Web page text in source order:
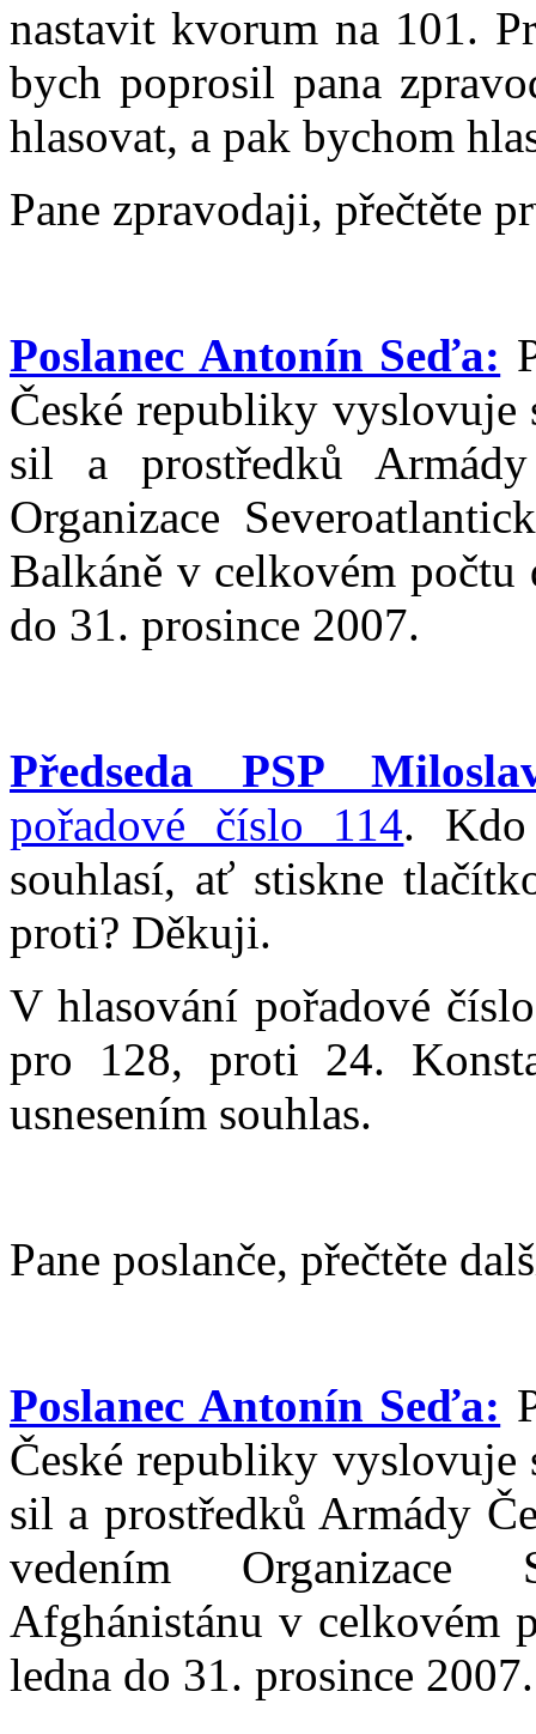
nastavit kvorum na 101.
bych poprosil pana
hlasovat, a pak bychom
Pane zpravodaji, přečtěte
Poslanec Antonín Seďa:
České republiky vyslovuje
sil a prostředků
Organizace
Balkáně v celkovém
do 31. prosince 2007.
Předseda PSP
pořadové číslo 114. Kdo
souhlasí, ať stiskne
proti? Děkuji.
V hlasování pořadové
pro 128, proti 24.
usnesením souhlas.
Pane poslanče, přečtěte
Poslanec Antonín Seďa:
České republiky vyslovuje
sil a prostředků Armády
vedením Organizace
Afghánistánu v celkovém
ledna do 31. prosince 2007.